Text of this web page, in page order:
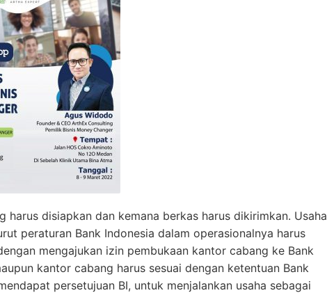
disiapkan dan kemana berkas harus dikirimkan. Usaha
peraturan Bank Indonesia dalam operasionalnya harus
mengajukan izin pembukaan kantor cabang ke Bank
kantor cabang harus sesuai dengan ketentuan Bank
persetujuan BI, untuk menjalankan usaha sebagai